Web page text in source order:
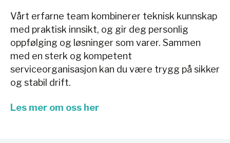
Vårt erfarne team kombinerer teknisk kunnskap
med praktisk innsikt, og gir deg personlig
oppfølging og løsninger som varer. Sammen
med en sterk og kompetent
serviceorganisasjon kan du være trygg på sikker
og stabil drift.
Les mer om oss her